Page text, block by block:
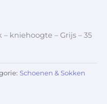
kniehoogte – Grijs – 35
Schoenen & Sokken